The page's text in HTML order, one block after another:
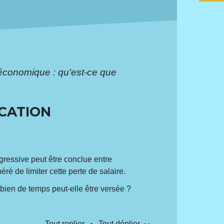
: qu'est-ce que
peut être conclue entre
de limiter cette perte de salaire.
de temps peut-elle être versée ?